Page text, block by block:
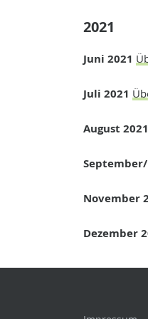
2021
Juni 2021
Juli 2021
August 2021
November
Dezember